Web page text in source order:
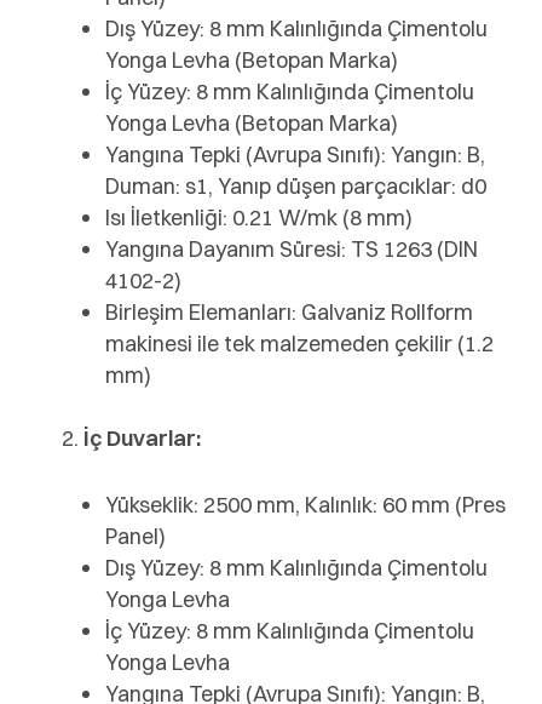
Dış Yüzey: 8 mm Kalınlığında Çimentolu
Yonga Levha (Betopan Marka)
İç Yüzey: 8 mm Kalınlığında Çimentolu
Yonga Levha (Betopan Marka)
Yangına Tepki (Avrupa Sınıfı): Yangın: B,
Duman: s1, Yanıp düşen parçacıklar: d0
Isı İletkenliği: 0.21 W/mk (8 mm)
Yangına Dayanım Süresi: TS 1263 (DIN
4102-2)
Birleşim Elemanları: Galvaniz Rollform
makinesi ile tek malzemeden çekilir (1.2
mm)
İç Duvarlar:
Yükseklik: 2500 mm, Kalınlık: 60 mm (Pres
Panel)
Dış Yüzey: 8 mm Kalınlığında Çimentolu
Yonga Levha
İç Yüzey: 8 mm Kalınlığında Çimentolu
Yonga Levha
Yangına Tepki (Avrupa Sınıfı): Yangın: B,